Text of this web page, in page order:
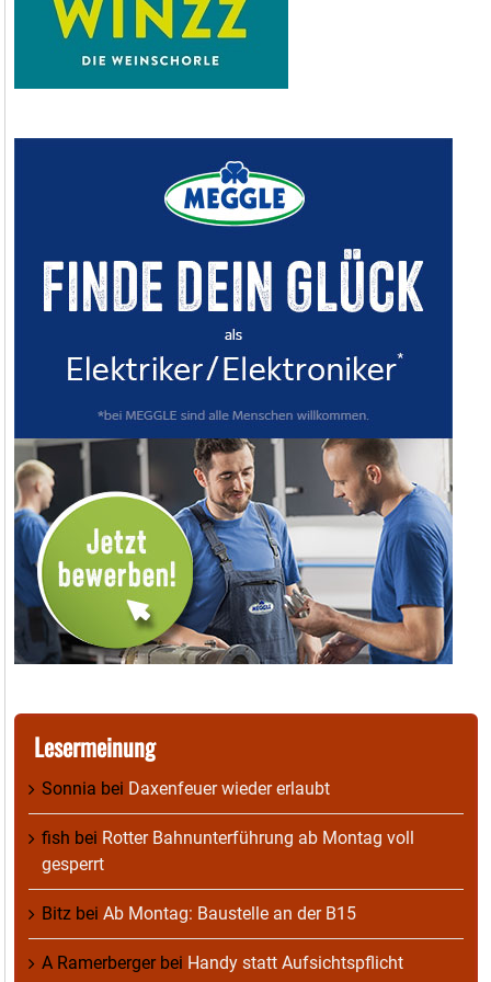
Lesermeinung
Sonnia bei Daxenfeuer wieder erlaubt
fish bei Rotter Bahnunterführung ab Montag voll
gesperrt
Bitz bei Ab Montag: Baustelle an der B15
A Ramerbergerbei Handy statt Aufsichtspflicht